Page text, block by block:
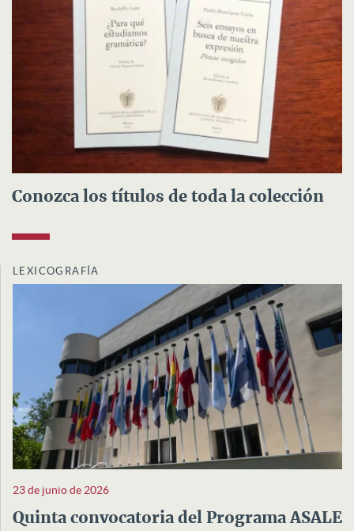
Conozca los títulos de toda la colección
LEXICOGRAFÍA
23 de junio de 2026
Quinta convocatoria del Programa ASALE